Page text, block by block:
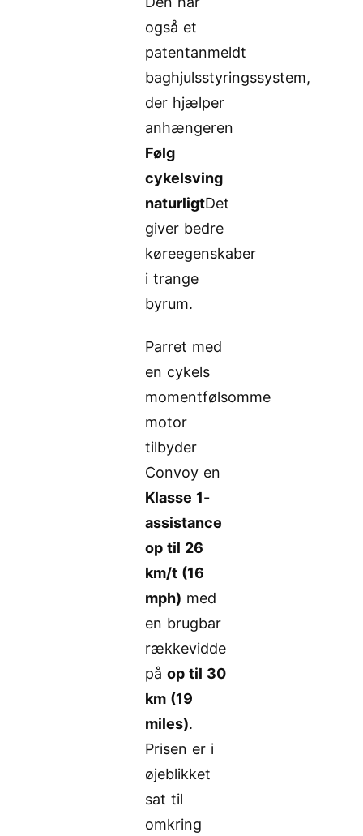
også et
patentanmeldt
baghjulsstyringssystem,
der hjælper
anhængeren
Følg
cykelsving
naturligtDet
giver bedre
køreegenskaber
i trange
byrum.
Parret med
en cykels
momentfølsomme
motor
tilbyder
Convoy en
Klasse 1-
assistance
op til 26
km/t (16
mph) med
en brugbar
rækkevidde
påop til 30
km (19
miles).
Prisen er i
øjeblikket
sat til
omkring